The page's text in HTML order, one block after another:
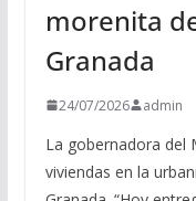
morenita
Granada
24/07/2026 admin
La gobernadora del
viviendas en la